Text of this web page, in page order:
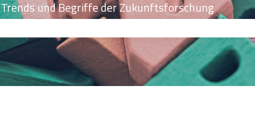
Trends und Begriffe der Zukunftsforschung
leer ist.